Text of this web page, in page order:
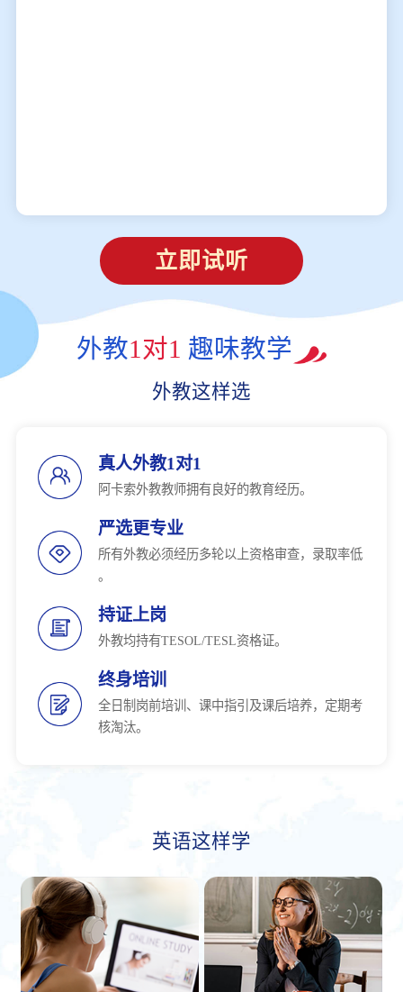
立即试听
外教1对1 趣味教学
外教这样选
真人外教1对1
阿卡索外教教师拥有良好的教育经历。
严选更专业
所有外教必须经历多轮以上资格审查，录取率低
。
持证上岗
外教均持有TESOL/TESL资格证。
终身培训
全日制岗前培训、课中指引及课后培养，定期考
核淘汰。
英语这样学